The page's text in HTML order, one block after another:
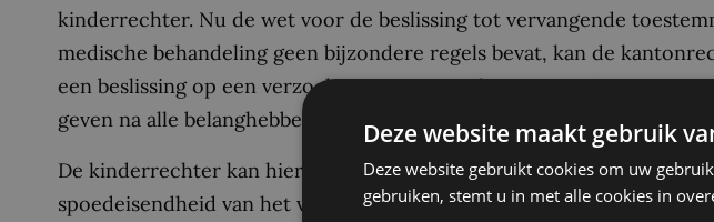
kinderrechter. Nu de wet voor de beslissing tot vervangende
medische behandeling geen bijzondere regels bevat, kan de
een beslissing op een verzoek tot vervangende toestemming voor
geven na alle belanghebbenden eerst te hebben gehoord.
De kinderrechter kan hiervan echter in uitzonderlijke situaties
spoedeisendheid van het verzoek, mede gelet op de ernst van de
Deze website maakt gebruik
Deze website gebruikt cookies om uw
gebruiken, stemt u in met alle cookies in